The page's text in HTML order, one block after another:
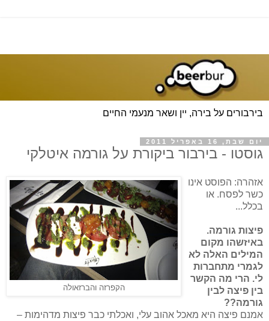
בירבורים על בירה, יין ושאר מנעמי החיים
יום שבת, 16 באפריל 2011
גוסטו - בירבור ביקורת על גורמה איטלקי
הקפרזה והברזאולה
אזהרה: הפוסט אינו
כשר לפסח. או
בכלל...
פיצות גורמה.
באיזשהו מקום
המילים האלה לא
לגמרי מתחברות
לי. הרי מה הקשר
בין פיצה לבין
גורמה??
אמנם פיצה היא מאכל אהוב עלי, ואכלתי כבר פיצות מדהימות –